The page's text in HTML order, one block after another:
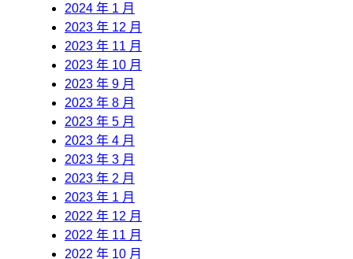
2024 年 1 月
2023 年 12 月
2023 年 11 月
2023 年 10 月
2023 年 9 月
2023 年 8 月
2023 年 5 月
2023 年 4 月
2023 年 3 月
2023 年 2 月
2023 年 1 月
2022 年 12 月
2022 年 11 月
2022 年 10 月